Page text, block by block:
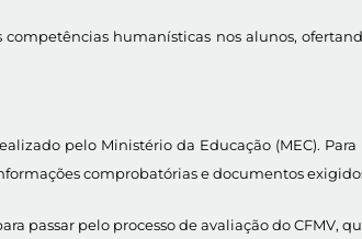
humanísticas nos alunos,
pelo Ministério da Educação (MEC).
comprobatórias e documentos
passar pelo processo de avaliação do CFMV,